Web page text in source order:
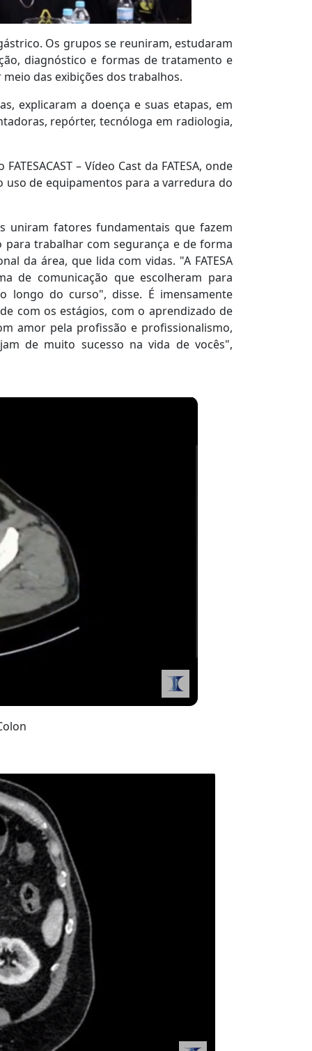
Os grupos se reuniram, estudaram
diagnóstico e formas de tratamento e
das exibições dos trabalhos.
explicaram a doença e suas etapas, em
repórter, tecnóloga em radiologia,
– Vídeo Cast da FATESA, onde
uso de equipamentos para a varredura do
uniram fatores fundamentais que fazem
trabalhar com segurança e de forma
da área, que lida com vidas. "A FATESA
de comunicação que escolheram para
longo do curso", disse. É imensamente
com os estágios, com o aprendizado de
amor pela profissão e profissionalismo,
de muito sucesso na vida de vocês",